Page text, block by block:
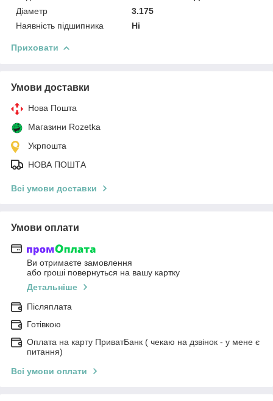
Діаметр
3.175
Наявність підшипника
Ні
Приховати
Умови доставки
Нова Пошта
Магазини Rozetka
Укрпошта
НОВА ПОШТА
Всі умови доставки
Умови оплати
Ви отримаєте замовлення
або гроші повернуться на вашу картку
Детальніше
Післяплата
Готівкою
Оплата на карту ПриватБанк ( чекаю на дзвінок - у мене є
питання)
Всі умови оплати